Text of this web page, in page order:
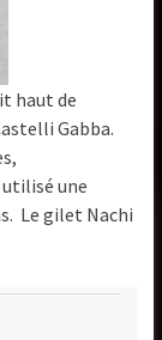
haut de
Gabba.
une
Le gilet Nachi